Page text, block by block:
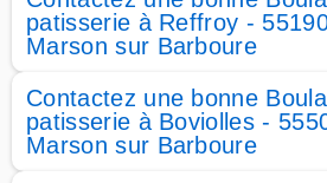
patisserie à Reffroy -
Marson sur Barboure
Contactez une bonne
patisserie à Boviolles -
Marson sur Barboure